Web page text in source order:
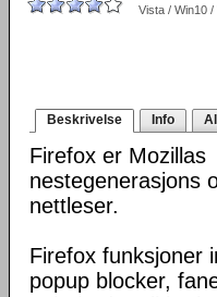
Vista / Win10 /
Beskrivelse Info
Firefox er Mozillas
nestegenerasjons
nettleser.
Firefox funksjoner
popup blocker,